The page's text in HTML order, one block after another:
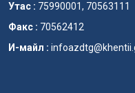
Утас : 75990001, 70563111
Факс : 70562412
И-майл :